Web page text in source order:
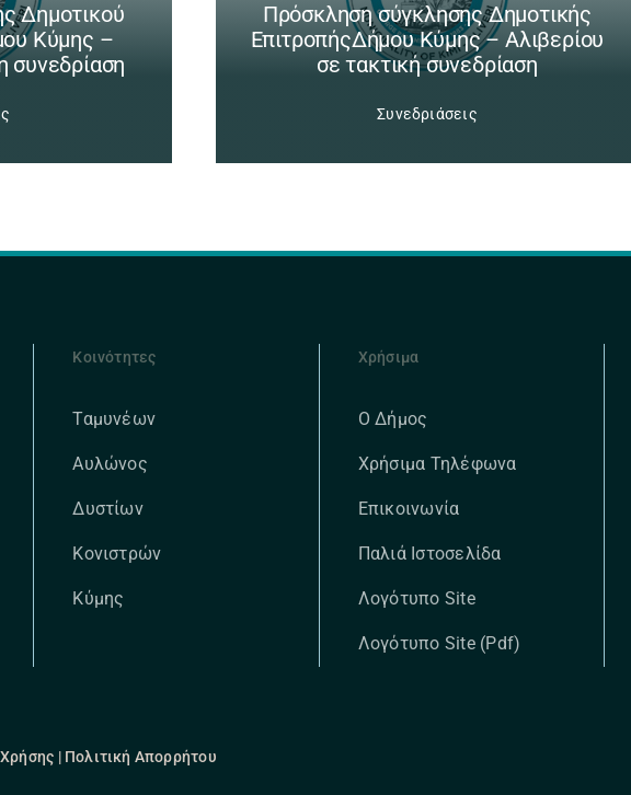
Δημοτικού
Κύμης –
συνεδρίαση
Πρόσκληση σύγκλησης Δημοτικής
ΕπιτροπήςΔήμου Κύμης – Αλιβερίου
σε τακτική συνεδρίαση
Συνεδριάσεις
Κοινότητες
Ταμυνέων
Αυλώνος
Δυστίων
Κονιστρών
Κύμης
Χρήσιμα
Ο Δήμος
Χρήσιμα Τηλέφωνα
Επικοινωνία
Παλιά Ιστοσελίδα
Λογότυπο Site
Λογότυπο Site (pdf)
| Πολιτική Απορρήτου